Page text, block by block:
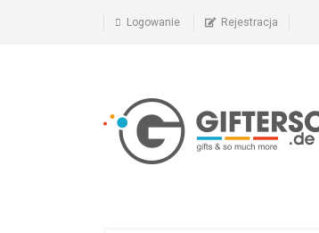
Logowanie Rejestracja